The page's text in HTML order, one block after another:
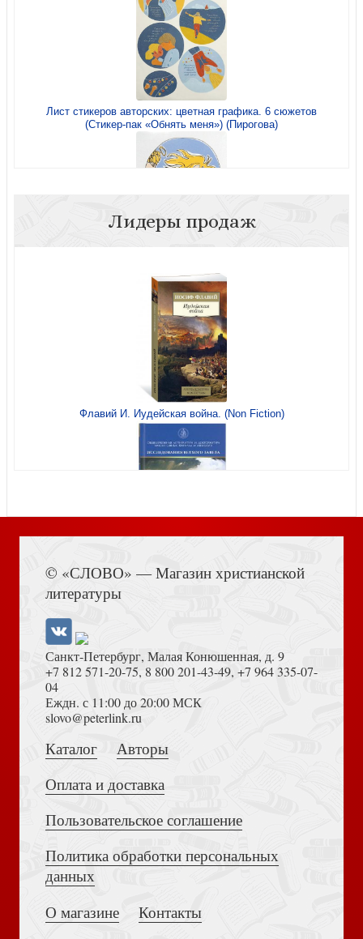
Лист стикеров авторских: цветная графика. 6 сюжетов
(Стикер-пак «Обнять меня») (Пирогова)
Открытка цветная «Все самое лучшее только
начинается» (Пирогова)
Открытка цветная «С днем рождения!.. Ты укажешь мне
путь жизни...» Пс 15: 11 (Пирогова)
Открытка цветная «Доверься Богу, и ты победишь.»
Открытка цветная «...распахнуть сердце» (Пирогова)
(Пирогова)
Лидеры продаж
Флавий И. Иудейская война. (Non Fiction)
Достоевский Ф.М. Сила и правда России (2024)
Толкование на Апокалипсис (Тихоний Африканский)
© «СЛОВО» — Магазин христианской
литературы
Санкт-Петербург, Малая Конюшенная, д. 9
+7 812 571-20-75, 8 800 201-43-49, +7 964 335-07-
04
Еждн. с 11:00 до 20:00 МСК
slovo@peterlink.ru
Каталог
Авторы
Оплата и доставка
Пользовательское соглашение
Политика обработки персональных
данных
О магазине
Контакты